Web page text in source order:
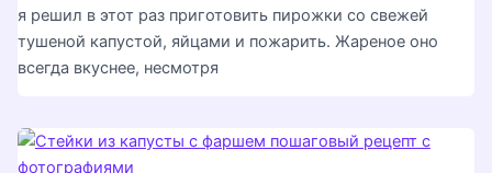
я решил в этот раз приготовить пирожки со свежей
тушеной капустой, яйцами и пожарить. Жареное оно
всегда вкуснее, несмотря